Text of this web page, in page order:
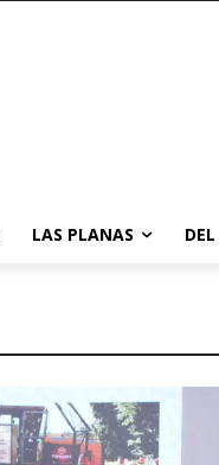
LAS PLANAS